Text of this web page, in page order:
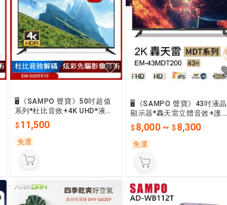
🖥️《SAMPO 聲寶》50吋超值
系列*杜比音效+4K UHD*液晶
顯示器➔EM-50GF610
11,500
免運
🖥️《SAMPO 聲寶》43吋液晶
顯示器*轟天雷立體音效+護眼
低藍光*➔EM-43MDS200/EM
-43MDT200
8,000~ 8,300
免運